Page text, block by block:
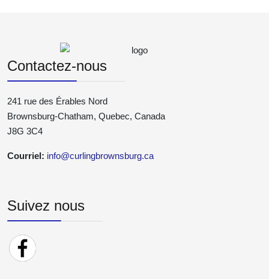
Contactez-nous
241 rue des Érables Nord
Brownsburg-Chatham, Quebec, Canada
J8G 3C4
Courriel: info@curlingbrownsburg.ca
Suivez nous